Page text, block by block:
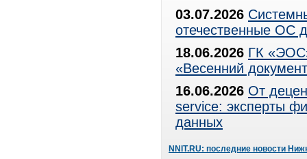
03.07.2026
отечественные ОС
18.06.2026 ГК
«Весенний
16.06.2026 От
service: эксперты
данных
NNIT.RU: последние новости